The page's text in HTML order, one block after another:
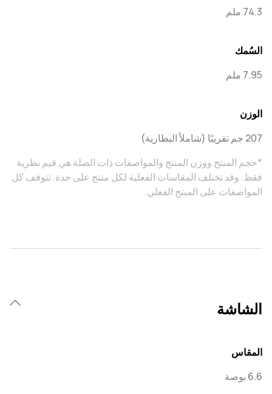
74.3 ملم
السُمك
7.95 ملم
الوزن
207 جم تقريبًا (شاملاً البطارية)
*حجم المنتج ووزن المنتج والمواصفات ذات الصلة هي قيم نظرية
فقط. وقد تختلف المقاسات الفعلية لكل منتج على حدة. تتوقف كل
المواصفات على المنتج الفعلي.
الشاشة
المقاس
6.6 بوصة